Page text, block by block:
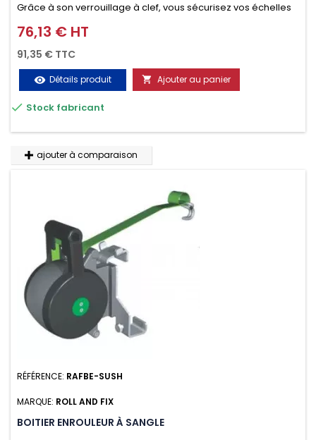
Grâce à son verrouillage à clef, vous sécurisez vos échelles
d'un seul geste aussi bien contre le vol que pendant le
transport. Référence vendue par paire.
Prix
76,13 € HT
91,35 € TTC
visibility Détails produit  Ajouter au panier
 Stock fabricant
ajouter à comparaison
RÉFÉRENCE: RAFBE-SUSH
MARQUE: ROLL AND FIX
BOITIER ENROULEUR À SANGLE